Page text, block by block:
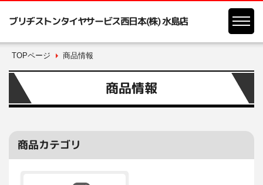
ブリヂストンタイヤサービス西日本(株) 水島店
TOPページ 商品情報
商品情報
商品カテゴリ